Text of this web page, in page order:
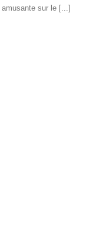
sur le [...]